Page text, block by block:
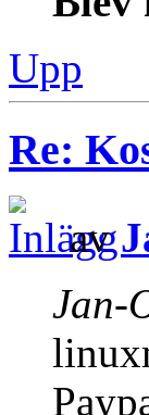
Upp
Re:
av
Jan-